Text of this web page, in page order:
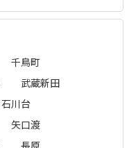
千鳥町
武蔵新田
石川台
矢口渡
長原